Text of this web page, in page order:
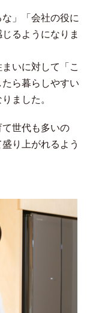
」「会社の役に
るようになりま
いに対して「こ
ら暮らしやすい
ました。
世代も多いの
り上がれるよう